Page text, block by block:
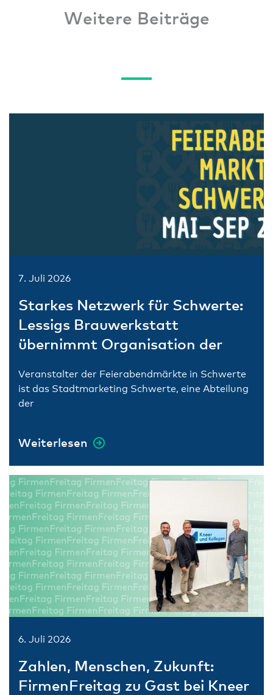
Weitere Beiträge
7. Juli 2026
Starkes Netzwerk für Schwerte:
Lessigs Brauwerkstatt
übernimmt Organisation der
Veranstalter der Feierabendmärkte in Schwerte
ist das Stadtmarketing Schwerte, eine Abteilung
der
Weiterlesen
6. Juli 2026
Zahlen, Menschen, Zukunft:
FirmenFreitag zu Gast bei Kneer